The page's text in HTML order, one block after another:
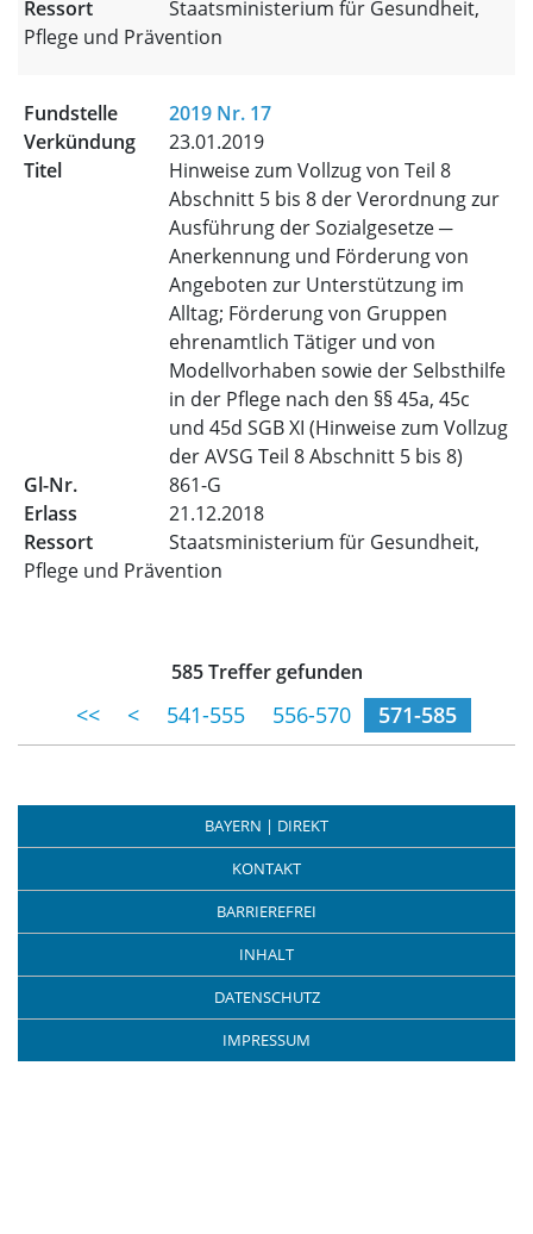
Staatsministerium für Gesundheit,
Pflege und Prävention
2019 Nr. 17
23.01.2019
Hinweise zum Vollzug von Teil 8
Abschnitt 5 bis 8 der Verordnung zur
Ausführung der Sozialgesetze ─
Anerkennung und Förderung von
Angeboten zur Unterstützung im
Alltag; Förderung von Gruppen
ehrenamtlich Tätiger und von
Modellvorhaben sowie der Selbsthilfe
in der Pflege nach den §§ 45a, 45c
und 45d SGB XI (Hinweise zum Vollzug
der AVSG Teil 8 Abschnitt 5 bis 8)
861-G
21.12.2018
Staatsministerium für Gesundheit,
Pflege und Prävention
585 Treffer gefunden
<< < 541-555 556-570 (momentane
571-585
BAYERN | DIREKT
KONTAKT
BARRIEREFREI
INHALT
DATENSCHUTZ
IMPRESSUM